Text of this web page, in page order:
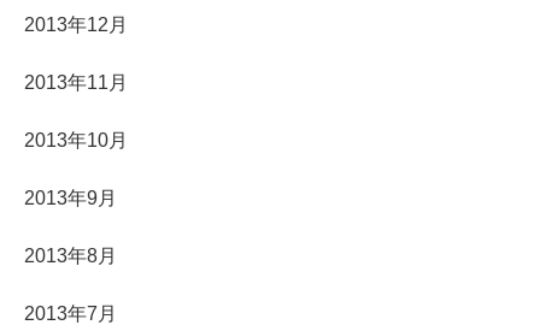
2013年12月
2013年11月
2013年10月
2013年9月
2013年8月
2013年7月